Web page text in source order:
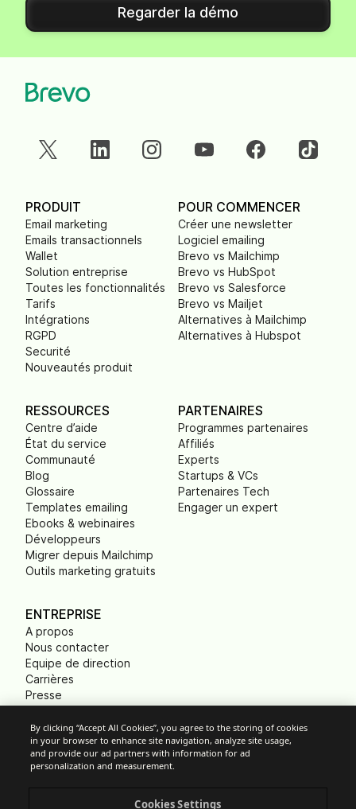
Regarder la démo
PRODUIT
Email marketing
Emails transactionnels
Wallet
Solution entreprise
Toutes les fonctionnalités
Tarifs
Intégrations
RGPD
Securité
Nouveautés produit
POUR COMMENCER
Créer une newsletter
Logiciel emailing
Brevo vs Mailchimp
Brevo vs HubSpot
Brevo vs Salesforce
Brevo vs Mailjet
Alternatives à Mailchimp
Alternatives à Hubspot
RESSOURCES
Centre d’aide
État du service
Communauté
Blog
Glossaire
Templates emailing
Ebooks & webinaires
Développeurs
Migrer depuis Mailchimp
Outils marketing gratuits
PARTENAIRES
Programmes partenaires
Affiliés
Experts
Startups & VCs
Partenaires Tech
Engager un expert
ENTREPRISE
A propos
Nous contacter
Equipe de direction
Carrières
Presse
Empreinte carbone
ONG
By clicking “Accept All Cookies”, you agree to the storing of cookies
in your browser to enhance site navigation, analyze site usage,
and provide our ad partners with information for ad
personalization and measurement.
Cookies Settings